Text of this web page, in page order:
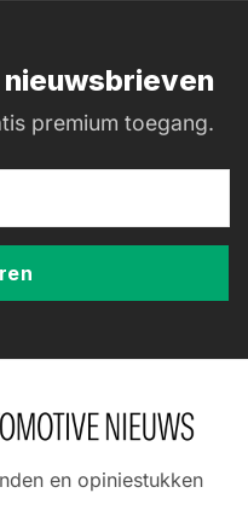
nieuwsbrieven
premium toegang.
en opiniestukken